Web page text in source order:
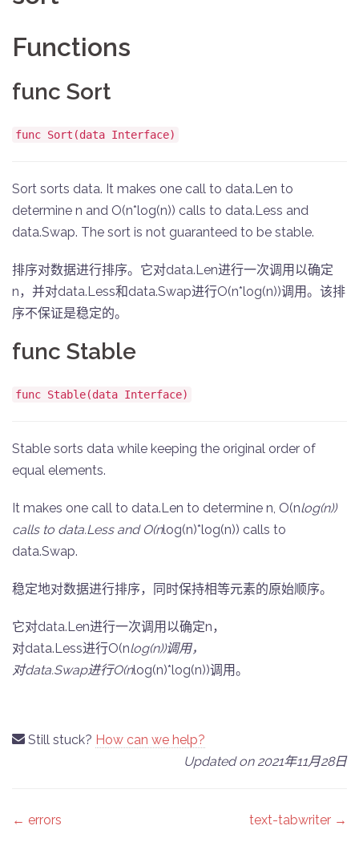
Functions
func Sort
func Sort(data Interface)
Sort sorts data. It makes one call to data.Len to
determine n and O(n*log(n)) calls to data.Less and
data.Swap. The sort is not guaranteed to be stable.
排序对数据进行排序。它对data.Len进行一次调用以确定
n，并对data.Less和data.Swap进行O(n*log(n))调用。该排
序不保证是稳定的。
func Stable
func Stable(data Interface)
Stable sorts data while keeping the original order of
equal elements.
It makes one call to data.Len to determine n, O(nlog(n))
calls to data.Less and O(nlog(n)*log(n)) calls to
data.Swap.
稳定地对数据进行排序，同时保持相等元素的原始顺序。
它对data.Len进行一次调用以确定n，
对data.Less进行O(nlog(n))调用，
对data.Swap进行O(nlog(n)*log(n))调用。
Still stuck? How can we help?
Updated on 2021年11月28日
Doc
← errors text-tabwriter →